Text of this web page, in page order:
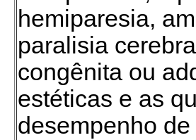
hemiparesia,
paralisia
congênita ou
estéticas e as
desempenho